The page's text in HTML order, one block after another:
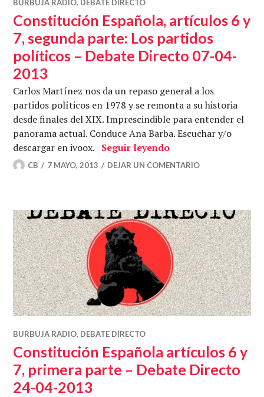
BURBUJA RADIO, DEBATE DIRECTO
Constitución Española, artículos 6 y
7, segunda parte: Los partidos
políticos – Debate Directo 07-04-
2013
Carlos Martínez nos da un repaso general a los
partidos políticos en 1978 y se remonta a su historia
desde finales del XIX. Imprescindible para entender el
panorama actual. Conduce Ana Barba. Escuchar y/o
descargar en ivoox. Seguir leyendoConstitución
CB 7 MAYO, 2013 DEJAR UN COMENTARIO
BURBUJA RADIO, DEBATE DIRECTO
Constitución Española artículos 6 y
7, primera parte – Debate Directo
24-04-2013